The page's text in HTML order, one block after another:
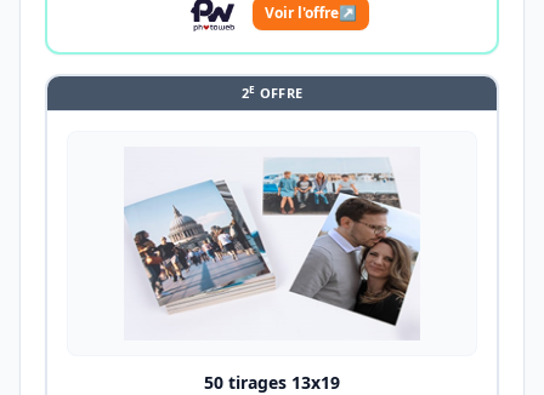
Voir l'offre↗
2E OFFRE
50 tirages 13x19